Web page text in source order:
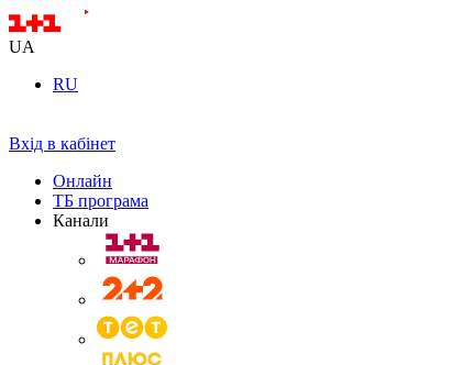
UA
RU
Вхід в кабінет
Онлайн
ТБ програма
Канали